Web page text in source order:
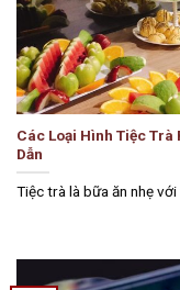
Các Loại Hình Tiệc Trà
Dẫn
Tiệc trà là bữa ăn nhẹ